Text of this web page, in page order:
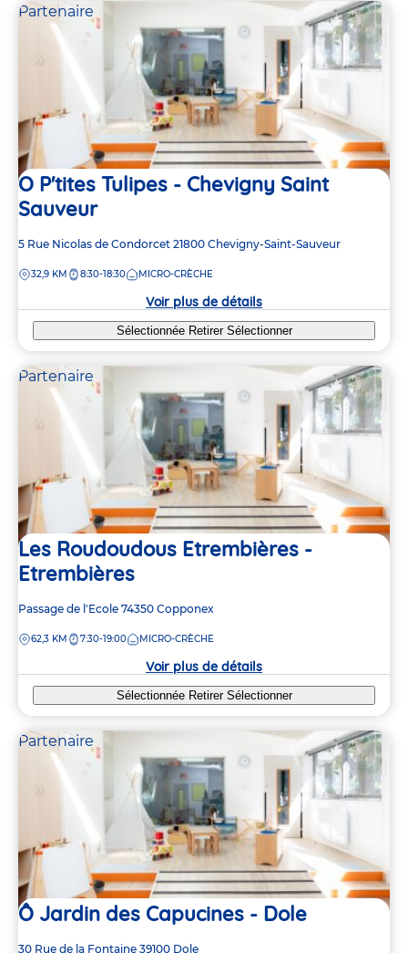
Partenaire
O P'tites Tulipes - Chevigny Saint
Sauveur
Adresse
la
5 Rue Nicolas de Condorcet 21800 Chevigny-Saint-Sauveur
DISTANCE
32,9 KM 8:30-18:30 MICRO-CRÈCHE
Voir plus de détails
Sélectionnée Retirer Sélectionner
Partenaire
Les Roudoudous Etrembières -
Etrembières
Adresse
la
Passage de l'Ecole 74350 Copponex
DISTANCE
62,3 KM 7:30-19:00 MICRO-CRÈCHE
Voir plus de détails
Sélectionnée Retirer Sélectionner
Partenaire
Ô Jardin des Capucines - Dole
Adresse
30 Rue de la Fontaine 39100 Dole